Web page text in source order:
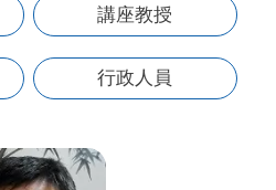
講座教授
行政人員